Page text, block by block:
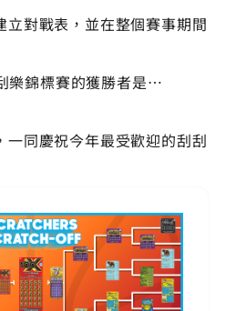
立對戰表，並在整個賽事期間
樂錦標賽的獲勝者是…
一同慶祝今年最受歡迎的刮刮